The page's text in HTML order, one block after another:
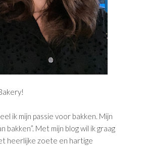
ik mijn passie voor bakken. Mijn
bakken”. Met mijn blog wil ik graag
heerlijke zoete en hartige